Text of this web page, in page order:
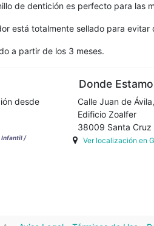
de dentición es perfecto para las
está totalmente sellado para evitar
a partir de los 3 meses.
desde
Infantil /
Donde
Calle Juan de
Edificio Zoalfer
38009 Santa Cruz
Ver localización en